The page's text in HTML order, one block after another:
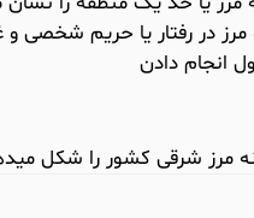
انجام دادن
مرز شرقی کشور را شکل